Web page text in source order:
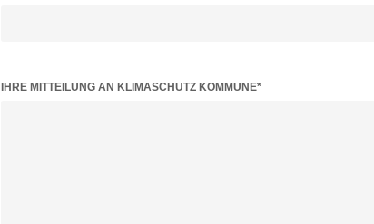
BITTE LASSE DIESES FELD LEER.
IHRE MITTEILUNG AN KLIMASCHUTZ KOMMUNE*